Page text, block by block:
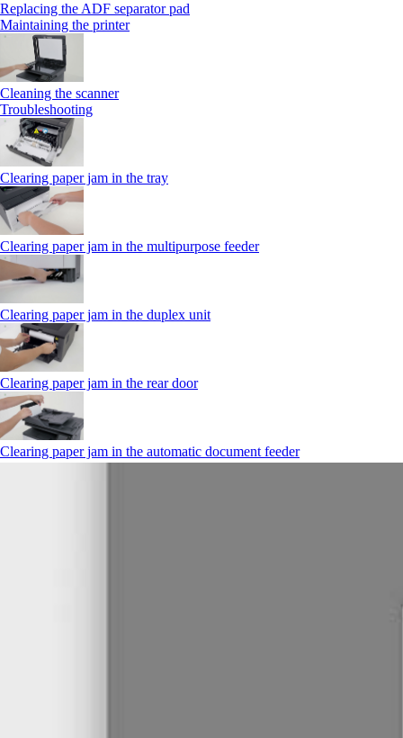
Replacing the ADF separator pad
Maintaining the printer
Cleaning the scanner
Troubleshooting
Clearing paper jam in the tray
Clearing paper jam in the multipurpose feeder
Clearing paper jam in the duplex unit
Clearing paper jam in the rear door
Clearing paper jam in the automatic document feeder